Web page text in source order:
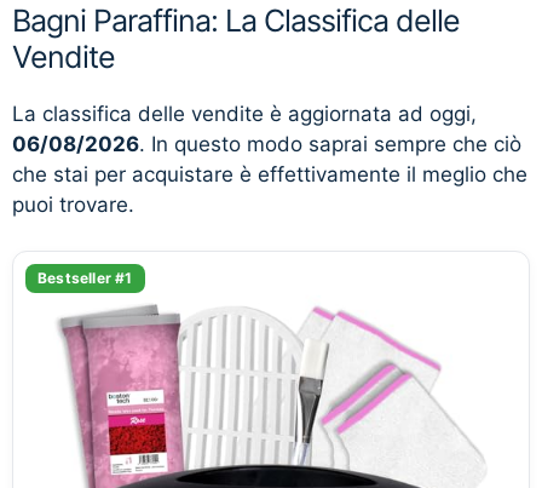
Bagni Paraffina: La Classifica delle
Vendite
La classifica delle vendite è aggiornata ad oggi,
06/08/2026. In questo modo saprai sempre che ciò
che stai per acquistare è effettivamente il meglio che
puoi trovare.
Bestseller #1